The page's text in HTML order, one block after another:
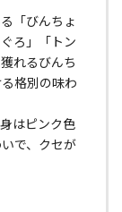
「びんちょ
ろ」「トン
れるびんち
格別の味わ
はピンク色
で、クセが